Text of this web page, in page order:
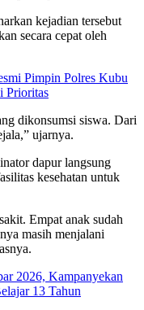
kejadian tersebut
secara cepat oleh
Pimpin Polres Kubu
Prioritas
dikonsumsi siswa. Dari
ujarnya.
dapur langsung
kesehatan untuk
Empat anak sudah
masih menjalani
2026, Kampanyekan
13 Tahun